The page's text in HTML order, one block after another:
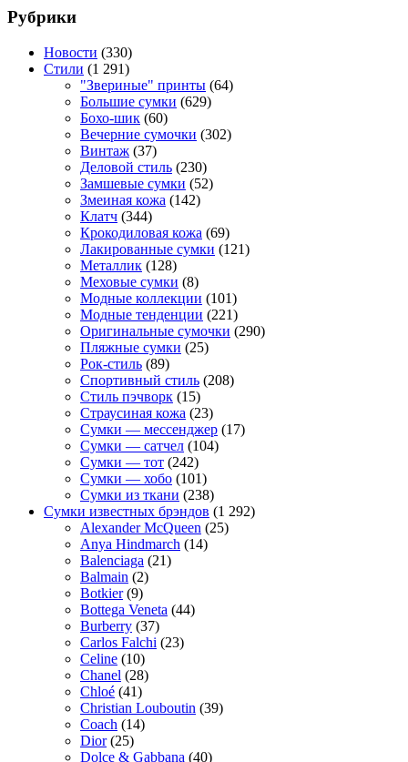
Рубрики
Новости (330)
Стили (1 291)
"Звериные" принты (64)
Большие сумки (629)
Бохо-шик (60)
Вечерние сумочки (302)
Винтаж (37)
Деловой стиль (230)
Замшевые сумки (52)
Змеиная кожа (142)
Клатч (344)
Крокодиловая кожа (69)
Лакированные сумки (121)
Металлик (128)
Меховые сумки (8)
Модные коллекции (101)
Модные тенденции (221)
Оригинальные сумочки (290)
Пляжные сумки (25)
Рок-стиль (89)
Спортивный стиль (208)
Стиль пэчворк (15)
Страусиная кожа (23)
Сумки — мессенджер (17)
Сумки — сатчел (104)
Сумки — тот (242)
Сумки — хобо (101)
Сумки из ткани (238)
Сумки известных брэндов (1 292)
Alexander McQueen (25)
Anya Hindmarch (14)
Balenciaga (21)
Balmain (2)
Botkier(9)
Bottega Veneta (44)
Burberry (37)
Carlos Falchi (23)
Celine (10)
Chanel (28)
Chloé (41)
Christian Louboutin (39)
Coach (14)
Dior(25)
Dolce & Gabbana (40)